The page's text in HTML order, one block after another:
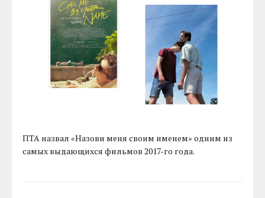
ПТА назвал «Назови меня своим именем» одним из
самых выдающихся фильмов 2017-го года.